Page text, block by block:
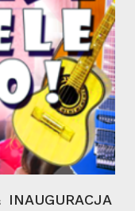
INAUGURACJA